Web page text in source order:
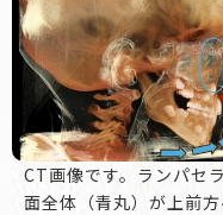
CT画像です。ランパセ
面全体（青丸）が上前